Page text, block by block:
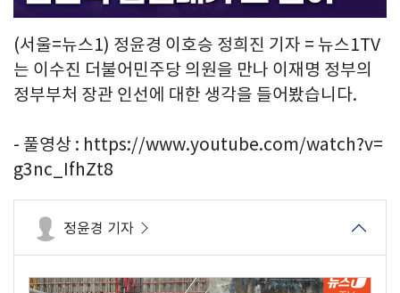
(서울=뉴스1) 정윤경 이호승 정희진 기자 = 뉴스1TV
는 이수진 더불어민주당 의원을 만나 이재명 정부의
정부부처 장관 인선에 대한 생각을 들어봤습니다.
- 풀영상 : https://www.youtube.com/watch?v=
g3nc_IfhZt8
정윤경 기자